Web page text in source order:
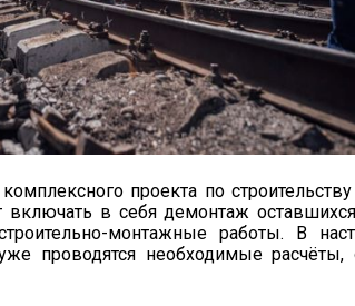
проекта по
включать в себя демонтаж
монтажные работы. В
проводятся необходимые расчёты,